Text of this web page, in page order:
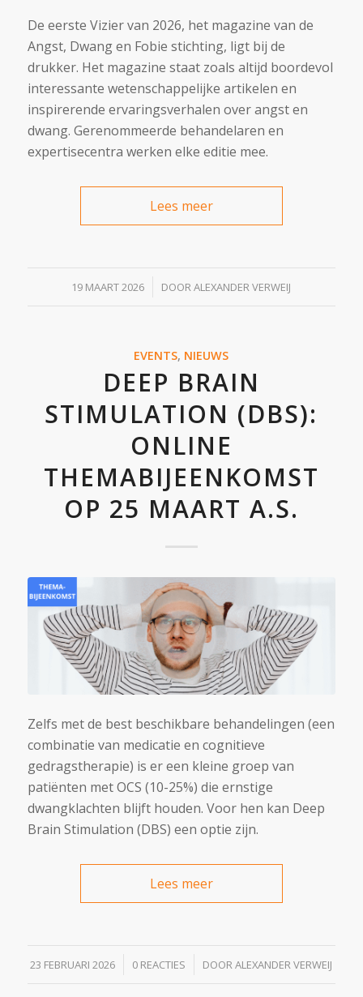
De eerste Vizier van 2026, het magazine van de
Angst, Dwang en Fobie stichting, ligt bij de
drukker. Het magazine staat zoals altijd boordevol
interessante wetenschappelijke artikelen en
inspirerende ervaringsverhalen over angst en
dwang. Gerenommeerde behandelaren en
expertisecentra werken elke editie mee.
Lees meer
19 MAART 2026
/ DOORALEXANDER VERWEIJ
EVENTS, NIEUWS
DEEP BRAIN
STIMULATION (DBS):
ONLINE
THEMABIJEENKOMST
OP 25 MAART A.S.
Zelfs met de best beschikbare behandelingen (een
combinatie van medicatie en cognitieve
gedragstherapie) is er een kleine groep van
patiënten met OCS (10-25%) die ernstige
dwangklachten blijft houden. Voor hen kan Deep
Brain Stimulation (DBS) een optie zijn.
Lees meer
23 FEBRUARI 2026
/ 0 REACTIES
/ DOORALEXANDER VERWEIJ